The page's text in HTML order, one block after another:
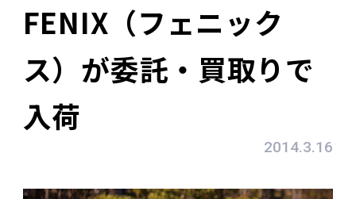
FENIX（フェニック
ス）が委託・買取りで
入荷
2014.3.16